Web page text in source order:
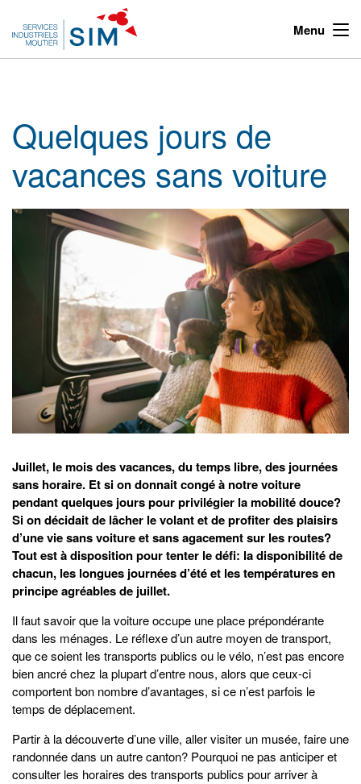
Menu
Quelques jours de
vacances sans voiture
Juillet, le mois des vacances, du temps libre, des journées
sans horaire. Et si on donnait congé à notre voiture
pendant quelques jours pour privilégier la mobilité douce?
Si on décidait de lâcher le volant et de profiter des plaisirs
d’une vie sans voiture et sans agacement sur les routes?
Tout est à disposition pour tenter le défi: la disponibilité de
chacun, les longues journées d’été et les températures en
principe agréables de juillet.
Il faut savoir que la voiture occupe une place prépondérante
dans les ménages. Le réflexe d’un autre moyen de transport,
que ce soient les transports publics ou le vélo, n’est pas encore
bien ancré chez la plupart d’entre nous, alors que ceux-ci
comportent bon nombre d’avantages, si ce n’est parfois le
temps de déplacement.
Partir à la découverte d’une ville, aller visiter un musée, faire une
randonnée dans un autre canton? Pourquoi ne pas anticiper et
consulter les horaires des transports publics pour arriver à